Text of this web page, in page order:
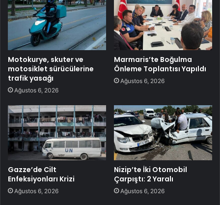
Motokurye, skuter ve
motosiklet sürücülerine
trafik yasağı
Ağustos 6, 2026
Marmaris’te Boğulma
Önleme Toplantısı Yapıldı
Ağustos 6, 2026
Gazze’de Cilt
Enfeksiyonları Krizi
Ağustos 6, 2026
Nizip’te İki Otomobil
Çarpıştı: 2 Yaralı
Ağustos 6, 2026